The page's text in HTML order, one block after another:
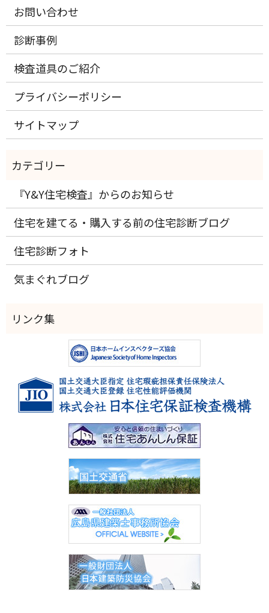
お問い合わせ
診断事例
検査道具のご紹介
プライバシーポリシー
サイトマップ
『Y&Y住宅検査』からのお知らせ
住宅を建てる・購入する前の住宅診断ブログ
住宅診断フォト
気まぐれブログ